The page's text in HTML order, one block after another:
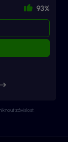
93%
závislost.